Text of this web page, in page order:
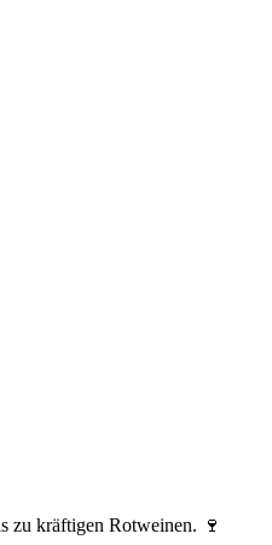
zu kräftigen Rotweinen. 🍷